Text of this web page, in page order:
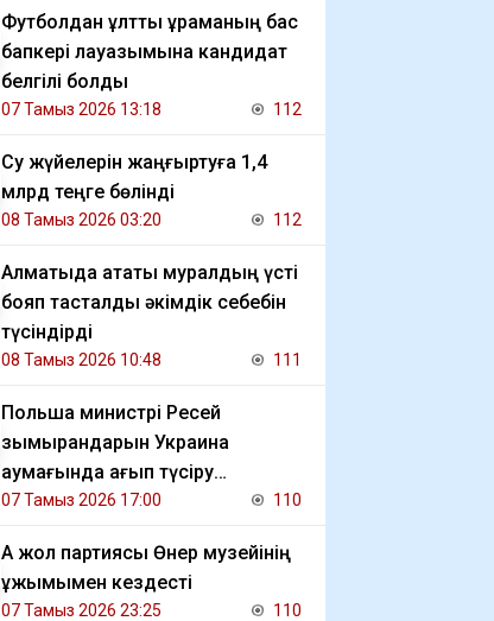
Футболдан ұлттық құраманың бас
бапкері лауазымына кандидат
белгілі болды
07 Тамыз 2026 13:18 112
Су жүйелерін жаңғыртуға 1,4
млрд теңге бөлінді
08 Тамыз 2026 03:20 112
Алматыда атақты муралдың үсті
бояп тасталды әкімдік себебін
түсіндірді
08 Тамыз 2026 10:48 111
Польша министрі Ресей
зымырандарын Украина
аумағында қағып түсіру
мәселесін көтерді
07 Тамыз 2026 17:00 110
Ақ жол партиясы Өнер музейінің
ұжымымен кездесті
07 Тамыз 2026 23:25 110